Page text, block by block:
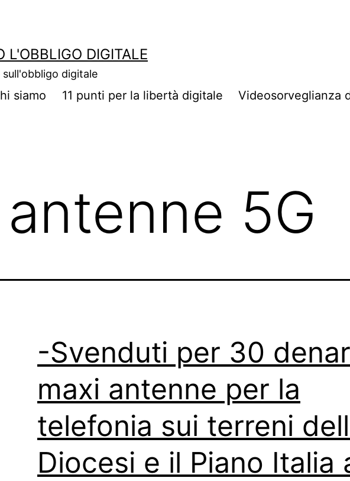
L'OBBLIGO DIGITALE
digitale
siamo 11 punti per la libertà digitale Videosorveglianza
antenne 5G
-Svenduti per 30
maxi antenne per la
telefonia sui terreni
Diocesi e il Piano Italia